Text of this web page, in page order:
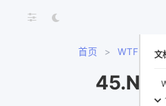
首页 > WTF-zk >
45.NP
文